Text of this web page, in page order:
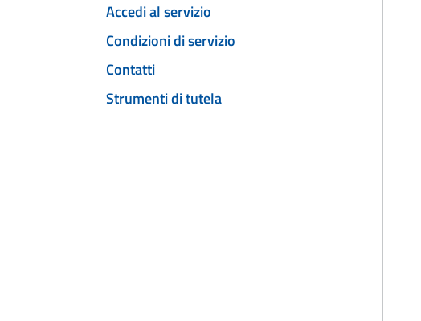
Accedi al servizio
Condizioni di servizio
Contatti
Strumenti di tutela